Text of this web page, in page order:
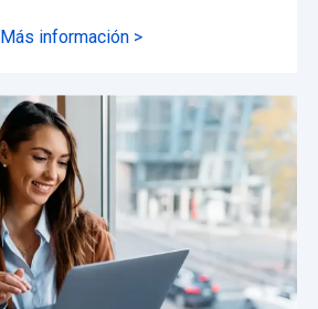
Más información >